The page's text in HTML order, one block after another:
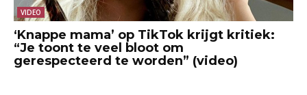
VIDEO
‘Knappe mama’ op TikTok krijgt kritiek:
“Je toont te veel bloot om
gerespecteerd te worden” (video)